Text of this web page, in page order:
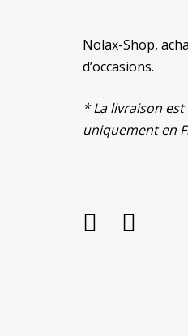
Nolax-Shop,
d’occasions.
* La livraison
uniquement en